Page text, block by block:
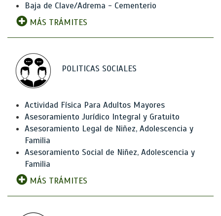
Baja de Clave/Adrema - Cementerio
MÁS TRÁMITES
POLITICAS SOCIALES
Actividad Física Para Adultos Mayores
Asesoramiento Jurídico Integral y Gratuito
Asesoramiento Legal de Niñez, Adolescencia y
Familia
Asesoramiento Social de Niñez, Adolescencia y
Familia
MÁS TRÁMITES